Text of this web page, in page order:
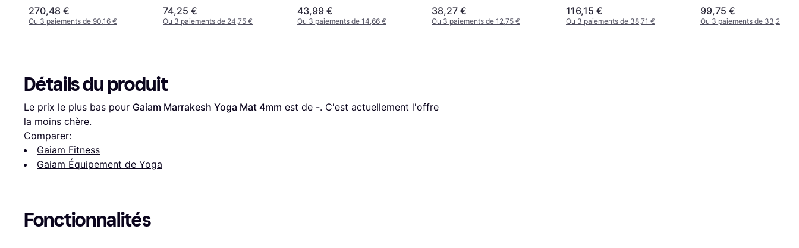
270,48 €
Ou 3 paiements de 90,16 €
74,25 €
Ou 3 paiements de 24,75 €
43,99 €
Ou 3 paiements de 14,66 €
38,27 €
Ou 3 paiements de 12,75 €
116,15 €
Ou 3 paiements de 38,71 €
99,75 €
Ou 3 paiements de 33,25 €
Détails du produit
Le prix le plus bas pour Gaiam Marrakesh Yoga Mat 4mm est de -. C'est actuellement l'offre
la moins chère.
Comparer:
Gaiam Fitness
Gaiam Équipement de Yoga
Fonctionnalités